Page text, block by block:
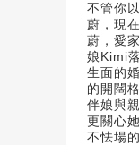
不管你
蔚，現
蔚，愛
娘Kimi
生面的
的開闊
伴娘與
更關心
不怯場